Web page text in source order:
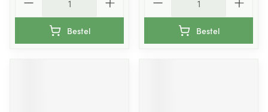
Bestel Bestel